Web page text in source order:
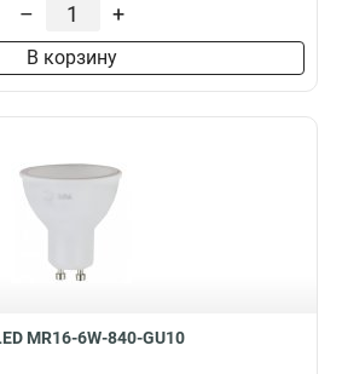
– +
В корзину
MR16-6W-840-GU10